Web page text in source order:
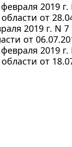
2019
от
2019 г. N
от
2019
от